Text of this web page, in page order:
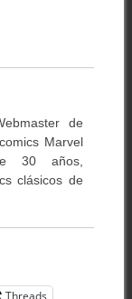
de
Marvel
30 años,
clásicos de